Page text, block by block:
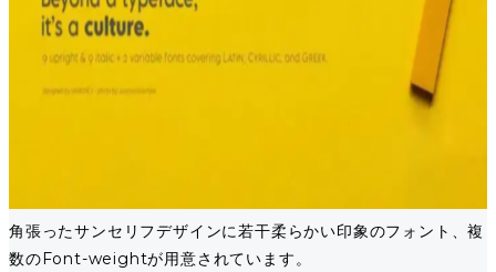
角張ったサンセリフデザインに若干柔らかい印象のフォント、複
数のFont-weightが用意されています。